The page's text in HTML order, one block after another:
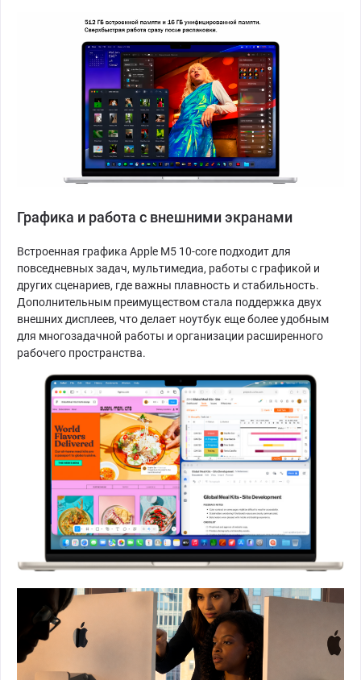
Графика и работа с внешними экранами
Встроенная графика Apple M5 10-core подходит для
повседневных задач, мультимедиа, работы с графикой и
других сценариев, где важны плавность и стабильность.
Дополнительным преимуществом стала поддержка двух
внешних дисплеев, что делает ноутбук еще более удобным
для многозадачной работы и организации расширенного
рабочего пространства.